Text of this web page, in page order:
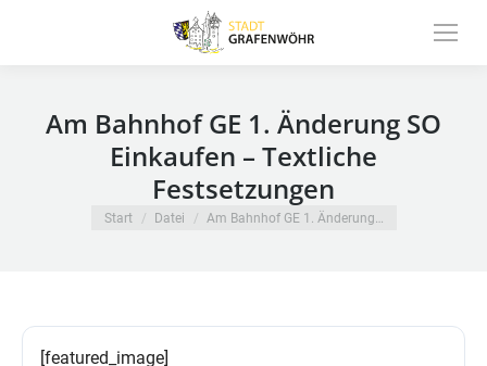
Am Bahnhof GE 1. Änderung SO
Einkaufen – Textliche
Festsetzungen
Sie befinden sich hier:
Start Datei Am Bahnhof GE 1. Änderung…
[featured_image]